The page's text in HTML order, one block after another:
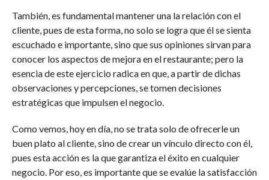
También, es fundamental mantener una la relación con el
cliente, pues de esta forma, no solo se logra que él se sienta
escuchado e importante, sino que sus opiniones sirvan para
conocer los aspectos de mejora en el restaurante; pero la
esencia de este ejercicio radica en que, a partir de dichas
observaciones y percepciones, se tomen decisiones
estratégicas que impulsen el negocio.
Como vemos, hoy en día, no se trata solo de ofrecerle un
buen plato al cliente, sino de crear un vínculo directo con él,
pues esta acción es la que garantiza el éxito en cualquier
negocio. Por eso, es importante que se evalúe la satisfacción